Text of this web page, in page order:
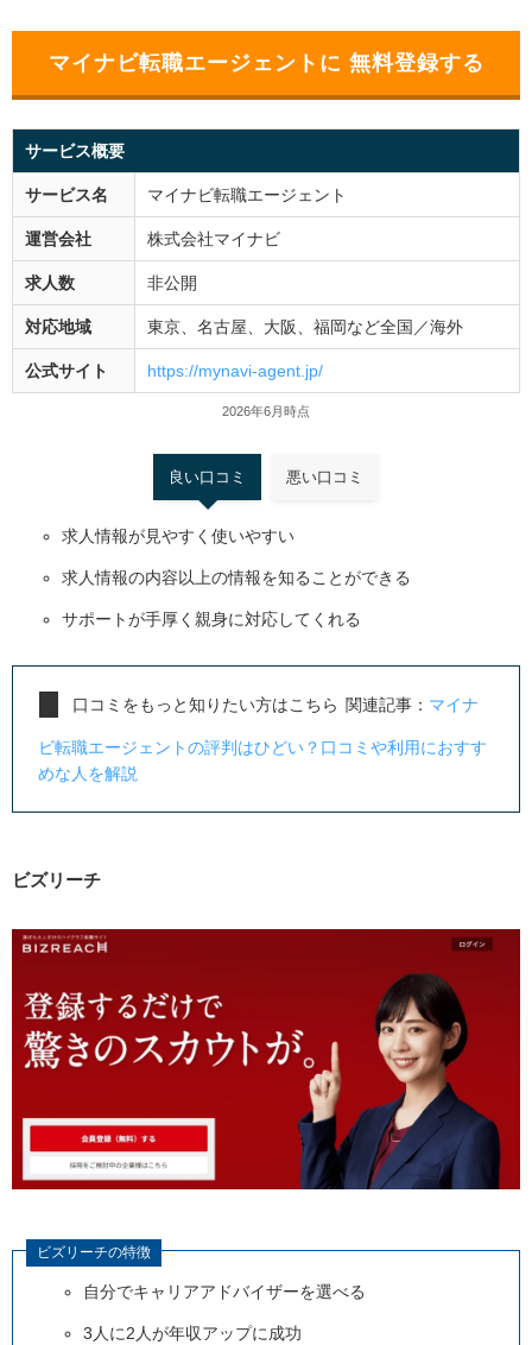
マイナビ転職エージェントに 無料登録する
サービス概要
サービス名 マイナビ転職エージェント
運営会社 株式会社マイナビ
求人数 非公開
対応地域 東京、名古屋、大阪、福岡など全国／海外
公式サイト https://mynavi-agent.jp/
2026年6月時点
良い口コミ 悪い口コミ
求人情報が見やすく使いやすい
求人情報の内容以上の情報を知ることができる
サポートが手厚く親身に対応してくれる
口コミをもっと知りたい方はこちら 関連記事： マイナ
ビ転職エージェントの評判はひどい？口コミや利用におすす
めな人を解説
ビズリーチ
ビズリーチの特徴
自分でキャリアアドバイザーを選べる
3人に2人が年収アップに成功